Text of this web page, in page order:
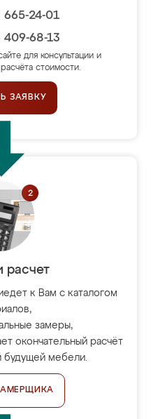
665-24-01
409-68-13
для консультации и
стоимости.
ЗАЯВКУ
расчет
к Вам с каталогом
замеры,
окончательный расчёт
будущей мебели.